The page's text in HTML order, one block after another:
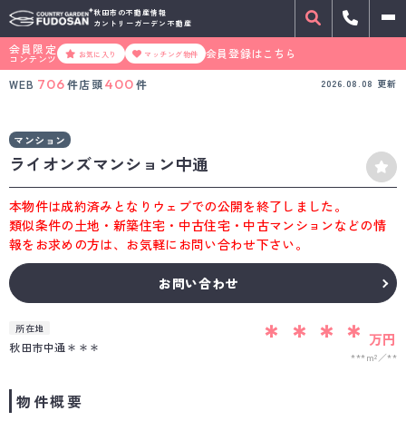
秋田市の不動産情報
カントリーガーデン不動産
会員限定
コンテンツ お気に入り マッチング物件
会員登録はこちら
WEB 706件店頭400 件 2026.08.08 更新
マンション
ライオンズマンション中通
本物件は成約済みとなりウェブでの公開を終了しました。
類似条件の土地・新築住宅・中古住宅・中古マンションなどの情
報をお求めの方は、お気軽にお問い合わせ下さい。
お問い合わせ
所在地
秋田市中通＊＊＊ ＊＊＊＊ 万円
***m² **
物件概要